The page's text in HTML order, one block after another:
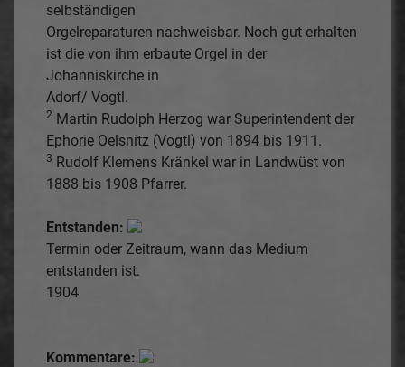
selbständigen
Orgelreparaturen nachweisbar. Noch gut erhalten
ist die von ihm erbaute Orgel in der
Johanniskirche in
Adorf/ Vogtl.
2 Martin Rudolph Herzog war Superintendent der
Ephorie Oelsnitz (Vogtl) von 1894 bis 1911.
3 Rudolf Klemens Kränkel war in Landwüst von
1888 bis 1908 Pfarrer.
Entstanden:
Termin oder Zeitraum, wann das Medium
entstanden ist.
1904
Kommentare: